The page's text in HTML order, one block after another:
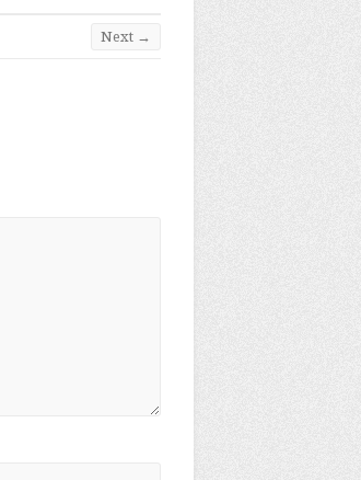
Next →